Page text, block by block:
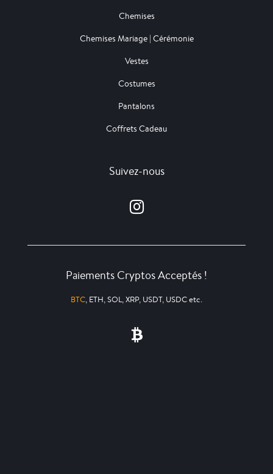
Chemises
Chemises Mariage | Cérémonie
Vestes
Costumes
Pantalons
Coffrets Cadeau
Suivez-nous
Paiements Cryptos Acceptés !
BTC, ETH, SOL, XRP, USDT, USDC etc.